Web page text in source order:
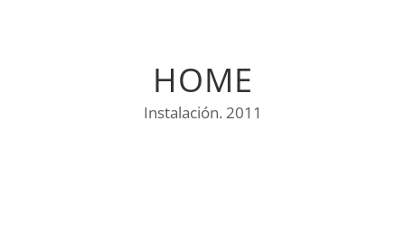
HOME
Instalación. 2011